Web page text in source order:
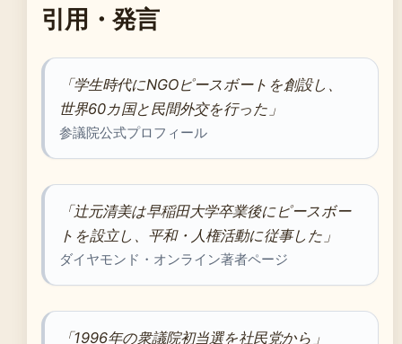
引用・発言
「学生時代にNGOピースボートを創設し、
世界60カ国と民間外交を行った」
参議院公式プロフィール
「辻元清美は早稲田大学卒業後にピースボー
トを設立し、平和・人権活動に従事した」
ダイヤモンド・オンライン著者ページ
「1996年の衆議院初当選を社民党から」